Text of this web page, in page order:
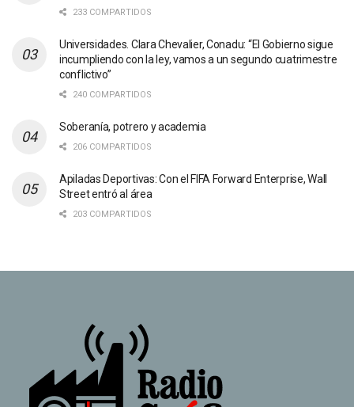
233 COMPARTIDOS
Universidades. Clara Chevalier, Conadu: “El Gobierno sigue
incumpliendo con la ley, vamos a un segundo cuatrimestre
conflictivo”
240 COMPARTIDOS
Soberanía, potrero y academia
206 COMPARTIDOS
Apiladas Deportivas: Con el FIFA Forward Enterprise, Wall
Street entró al área
203 COMPARTIDOS